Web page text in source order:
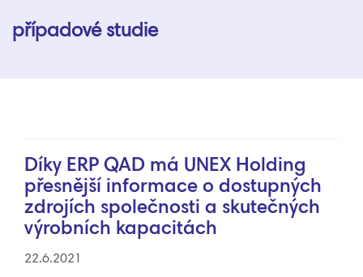
případové studie
Díky ERP QAD má UNEX Holding
přesnější informace o dostupných
zdrojích společnosti a skutečných
výrobních kapacitách
22.6.2021